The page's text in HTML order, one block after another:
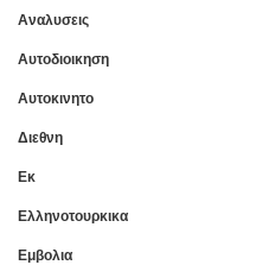
Αναλυσεις
Αυτοδιοικηση
Αυτοκινητο
Διεθνη
Εκ
Ελληνοτουρκικα
Εμβολια